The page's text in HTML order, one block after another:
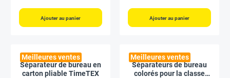
Ajouter au panier Ajouter au panier
Meilleures ventes
Séparateur de bureau en
carton pliable TimeTEX
Meilleures ventes
Séparateurs de bureau
colorés pour la classe